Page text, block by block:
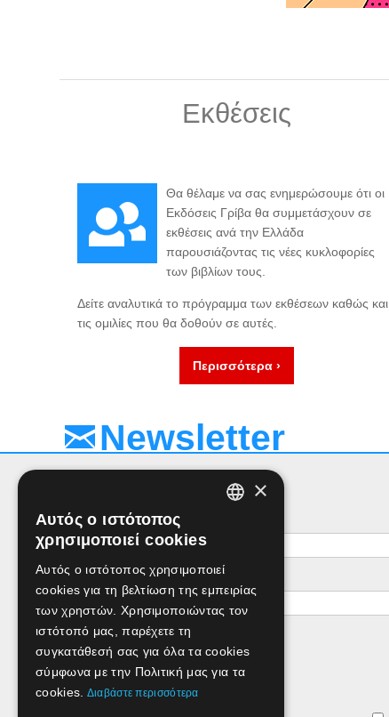
Εκθέσεις
Θα θέλαμε να σας ενημερώσουμε ότι οι
Εκδόσεις Γρίβα θα συμμετάσχουν σε
εκθέσεις ανά την Ελλάδα
παρουσιάζοντας τις νέες κυκλοφορίες
των βιβλίων τους.
Δείτε αναλυτικά το πρόγραμμα των εκθέσεων καθώς και
τις ομιλίες που θα δοθούν σε αυτές.
Περισσότερα ›
Newsletter
Όνομα
×
Αυτός ο ιστότοπος
χρησιμοποιεί cookies
Αυτός ο ιστότοπος χρησιμοποιεί
cookies για τη βελτίωση της εμπειρίας
των χρηστών. Χρησιμοποιώντας τον
ιστότοπό μας, παρέχετε τη
συγκατάθεσή σας για όλα τα cookies
σύμφωνα με την Πολιτική μας για τα
cookies. Διαβάστε περισσότερα